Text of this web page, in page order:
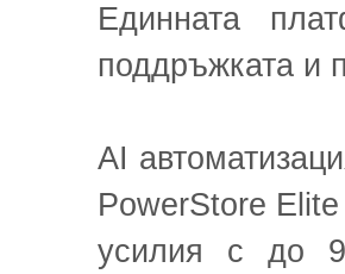
Единната
поддръжката и
AI
PowerStore
усилия с до